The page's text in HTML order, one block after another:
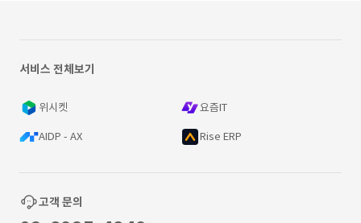
서비스 전체보기
위시켓 요즘IT
AIDP - AX Rise ERP
고객 문의